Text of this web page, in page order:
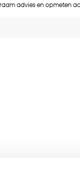
advies en opmeten